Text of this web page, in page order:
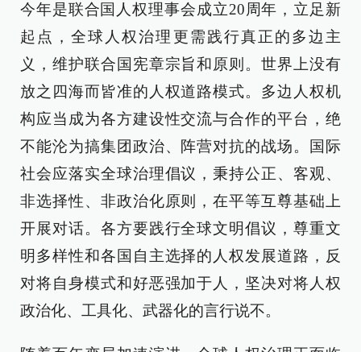
今年是联合国人权理事会成立20周年，立足新
起点，全球人权治理更需践行真正的多边主
义，维护联合国宪章宗旨和原则。世界上没有
放之四海而皆准的人权道路模式。多边人权机
构应当成为各方建设性交流与合作的平台，绝
不能沦为搞集团政治、阵营对抗的战场。国际
社会应落实全球治理倡议，秉持公正、客观、
非选择性、非政治化原则，在平等互尊基础上
开展对话。各方要践行全球文明倡议，尊重文
明多样性和各国自主选择的人权发展道路，反
对将自身模式和好恶强加于人，坚决对将人权
政治化、工具化、武器化的言行说不。